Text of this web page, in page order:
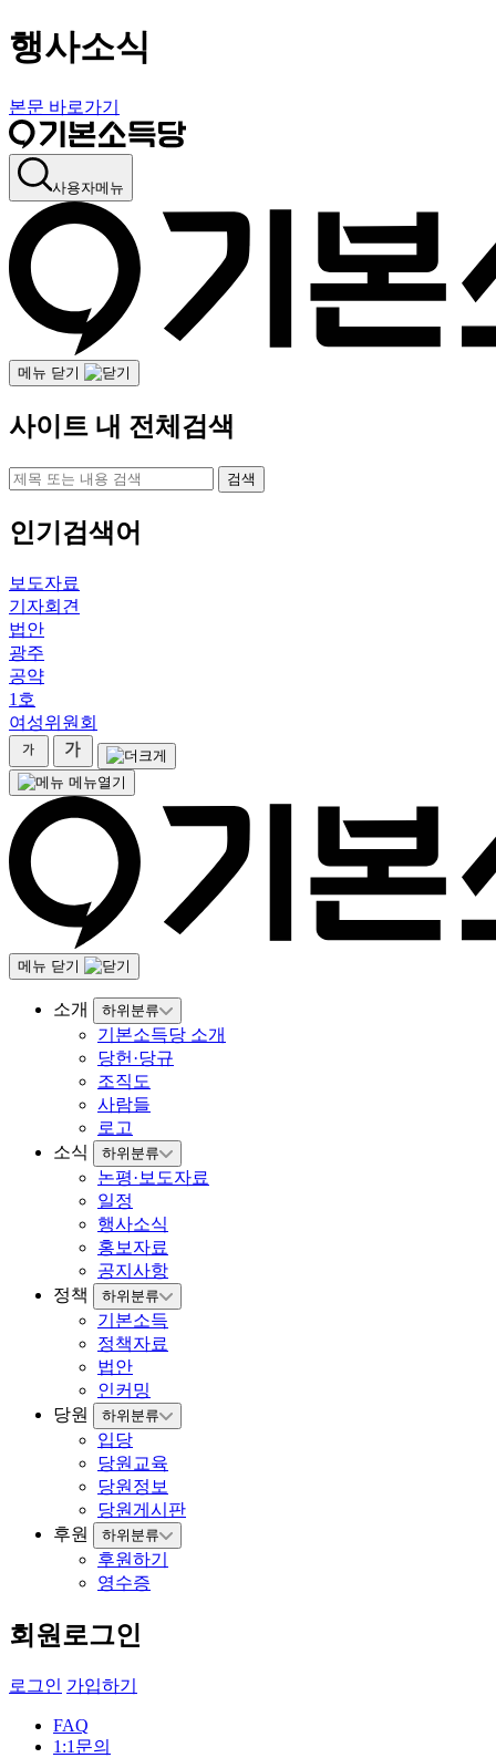
행사소식
본문 바로가기
사용자메뉴
메뉴 닫기
사이트 내 전체검색
검색
인기검색어
보도자료
기자회견
법안
광주
공약
1호
여성위원회
메뉴열기
메뉴 닫기
소개 하위분류
기본소득당 소개
당헌·당규
조직도
사람들
로고
소식
하위분류
논평·보도자료
일정
행사소식
홍보자료
공지사항
정책
하위분류
기본소득
정책자료
법안
인커밍
당원
하위분류
입당
당원교육
당원정보
당원게시판
후원
하위분류
후원하기
영수증
회원로그인
로그인 가입하기
FAQ
1:1문의